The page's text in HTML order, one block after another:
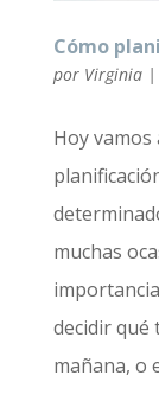
Cómo
por Virginia
Hoy
muchas
decidir qué
mañana, o